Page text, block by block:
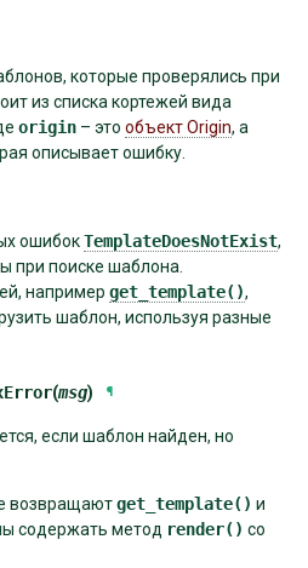
которые проверялись при
из списка кортежей вида
origin – этообъект Origin, а
описывает ошибку.
ошибокTemplateDoesNotExist,
при поиске шаблона.
напримерget_template(),
шаблон, используя разные
(msg) ¶
если шаблон найден, но
возвращаютget_template() и
содержать метод render() со